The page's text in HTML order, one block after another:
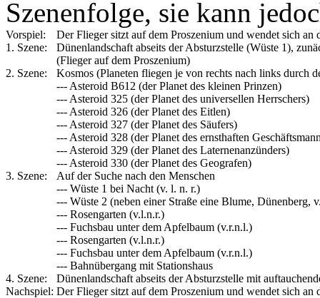
Szenenfolge, sie kann
Vorspiel:
Der Flieger sitzt auf dem Proszenium und wendet sich an
1. Szene:
Dünenlandschaft abseits der Absturzstelle (Wüste 1),
(Flieger auf dem Proszenium)
2. Szene:
Kosmos (Planeten fliegen je von rechts nach links durch
--- Asteroid B612 (der Planet des kleinen Prinzen)
--- Asteroid 325 (der Planet des universellen Herrschers)
--- Asteroid 326 (der Planet des Eitlen)
--- Asteroid 327 (der Planet des Säufers)
--- Asteroid 328 (der Planet des ernsthaften
--- Asteroid 329 (der Planet des Laternenanzünders)
--- Asteroid 330 (der Planet des Geografen)
3. Szene:
Auf der Suche nach den Menschen
--- Wüste 1 bei Nacht (v. l. n. r.)
--- Wüste 2 (neben einer Straße eine Blume, Dünenberg,
--- Rosengarten (v.l.n.r.)
--- Fuchsbau unter dem Apfelbaum (v.r.n.l.)
--- Rosengarten (v.l.n.r.)
--- Fuchsbau unter dem Apfelbaum (v.r.n.l.)
--- Bahnübergang mit Stationshaus
4. Szene:
Dünenlandschaft abseits der Absturzstelle mit
Nachspiel: Der Flieger sitzt auf dem Proszenium und wendet sich an